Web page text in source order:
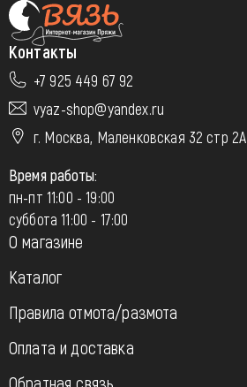
Контакты
+7 925 449 67 92
vyaz-shop@yandex.ru
г. Москва, Маленковская 32 стр 2А
Время работы:
пн-пт 11:00 - 19:00
суббота 11:00 - 17:00
О магазине
Каталог
Правила отмота/размота
Оплата и доставка
Обратная связь